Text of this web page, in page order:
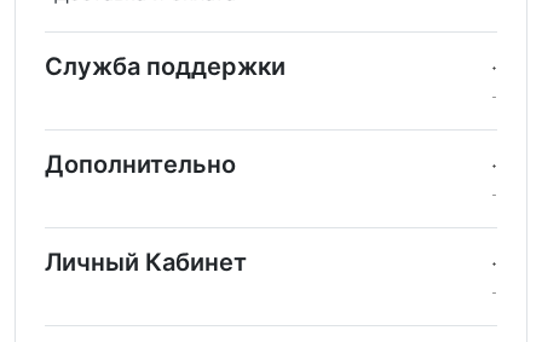
Служба поддержки
Дополнительно
Личный Кабинет